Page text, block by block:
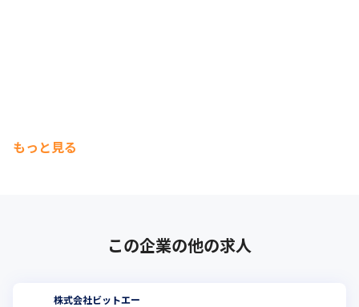
もっと見る
この企業の他の求人
株式会社ビットエー